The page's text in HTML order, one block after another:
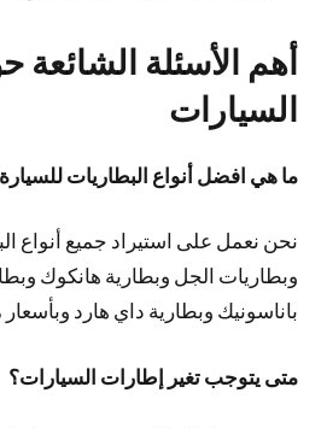
أهم الأسئلة الشائعة
السيارات
ما هي افضل أنواع البطاريات
نحن نعمل على استيراد جميع أنواع
وبطاريات الجل وبطارية هانكوك
باناسونيك وبطارية داي هارد
متى يتوجب تغير إطارات السيارات؟